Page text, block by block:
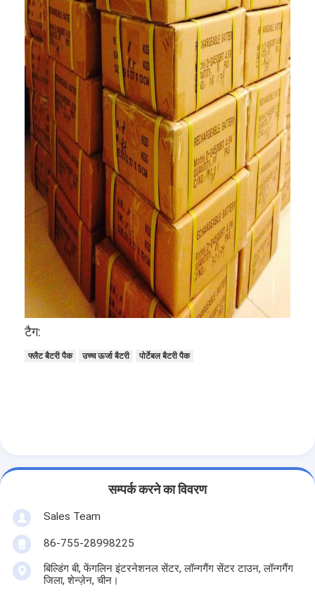
टैग:
फ्लैट बैटरी पैक उच्च ऊर्जा बैटरी पोर्टेबल बैटरी पैक
सम्पर्क करने का विवरण
Sales Team
86-755-28998225
बिल्डिंग बी, फेंगलिन इंटरनेशनल सेंटर, लॉन्गगैंग सेंटर टाउन, लॉन्गगैंग
जिला, शेन्ज़ेन, चीन।